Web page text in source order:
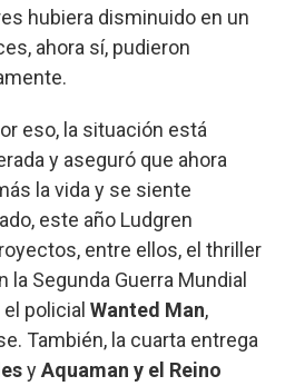
hubiera disminuido en un
ahora sí, pudieron
eso, la situación está
y aseguró que ahora
la vida y se siente
este año Ludgren
entre ellos, el thriller
Segunda Guerra Mundial
el policial Wanted Man,
También, la cuarta entrega
yAquaman y el Reino